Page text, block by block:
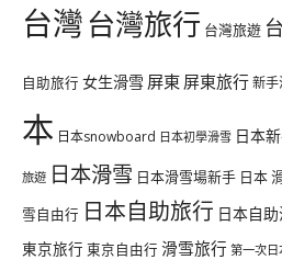
台灣台灣旅行 台灣旅遊
自助旅行 女生滑雪 屏東 屏東旅行新手
本 日本snowboard 日本初學滑雪 日本
旅遊 日本滑雪 日本滑雪場新手 日本
雪自由行 日本自助旅行 日本自
東京旅行 東京自由行 滑雪旅行 第一次